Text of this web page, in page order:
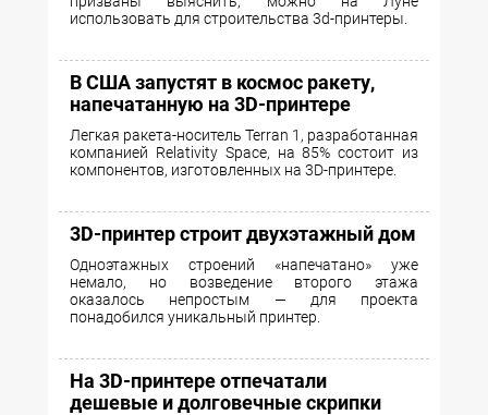
использовать для строительства 3d-принтеры.
В США запустят в космос ракету,
напечатанную на 3D-принтере
Легкая ракета-носитель Terran 1, разработанная
компанией Relativity Space, на 85% состоит из
компонентов, изготовленных на 3D-принтере.
3D-принтер строит двухэтажный дом
Одноэтажных строений «напечатано» уже
немало, но возведение второго этажа
оказалось непростым — для проекта
понадобился уникальный принтер.
На 3D-принтере отпечатали
дешевые и долговечные скрипки